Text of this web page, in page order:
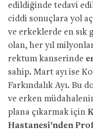
edildiğinde tedavi
ciddi sonuçlara yol
ve erkeklerde en
olan, her yıl
rektum kanserinde
sahip. Mart ayı ise
Farkındalık Ayı. Bu
ve erken
plana çıkarmak için
Hastanesi’nden